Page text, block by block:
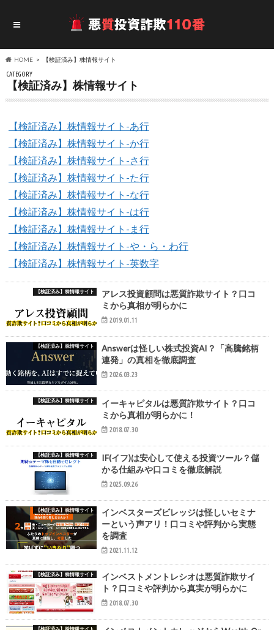
HOME 【検証済み】株情報サイト
CATEGORY
【検証済み】株情報サイト
【検証済み】株情報サイト-あ行
【検証済み】株情報サイト-か行
【検証済み】株情報サイト-さ行
【検証済み】株情報サイト-た行
【検証済み】株情報サイト-な行
【検証済み】株情報サイト-は行
【検証済み】株情報サイト-ま行
【検証済み】株情報サイト-や・ら・わ行
【検証済み】株情報サイト-英数字
【検証済み】株情報サイト
アレス投資顧問は悪質詐欺サイト？口コ
ミから真相が明らかに
2019.01.11
【検証済み】株情報サイト
Answerは怪しい株式投資AI？「高騰銘柄
連発」の真相を徹底調査
2026.03.23
【検証済み】株情報サイト
イーキャピタルは悪質詐欺サイト？口コ
ミから真相が明らかに！
2018.07.30
【検証済み】株情報サイト
IF(イフ)は安心して使える投資ツール？儲
かる仕組みや口コミを徹底解説
2025.09.26
【検証済み】株情報サイト
インベスターズビレッジは怪しいセミナ
ーという声アリ！口コミや評判から実態
を調査
2021.11.12
【検証済み】株情報サイト
インベストメントレシオは悪質詐欺サイ
ト？口コミや評判から真実が明らかに
2018.07.30
【検証済み】株情報サイト